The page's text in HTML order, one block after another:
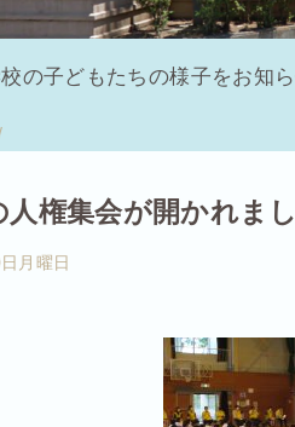
の子どもたちの様子をお知ら
人権集会が開かれま
月曜日